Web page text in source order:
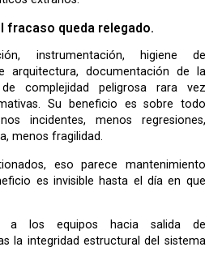
fracaso queda relegado.
arquitectura, documentación de la
complejidad peligrosa rara vez
Su beneficio es sobre todo
incidentes, menos regresiones,
menos fragilidad.
es invisible hasta el día en que
la integridad estructural del sistema